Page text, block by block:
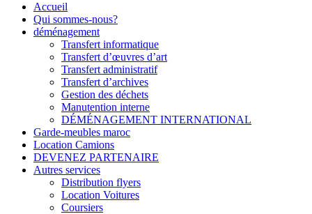
Accueil
Qui sommes-nous?
déménagement
Transfert informatique
Transfert d’œuvres d’art
Transfert administratif
Transfert d’archives
Gestion des déchets
Manutention interne
DÉMÉNAGEMENT INTERNATIONAL
Garde-meubles maroc
Location Camions
DEVENEZ PARTENAIRE
Autres services
Distribution flyers
Location Voitures
Coursiers